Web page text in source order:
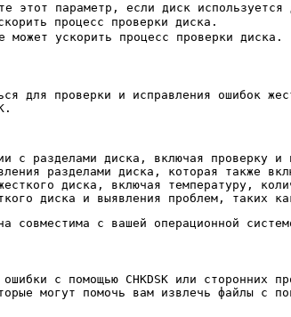
параметр, если диск используется
процесс проверки диска.
ускорить процесс проверки диска.
для проверки и исправления ошибок
с разделами диска, включая проверку и
разделами диска, которая также
диска, включая температуру,
диска и выявления проблем, таких
с вашей операционной
с помощью CHKDSK или сторонних
могут помочь вам извлечь файлы с